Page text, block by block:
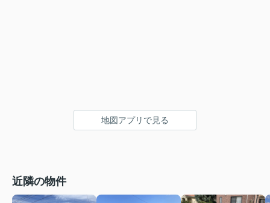
地図アプリで見る
近隣の物件